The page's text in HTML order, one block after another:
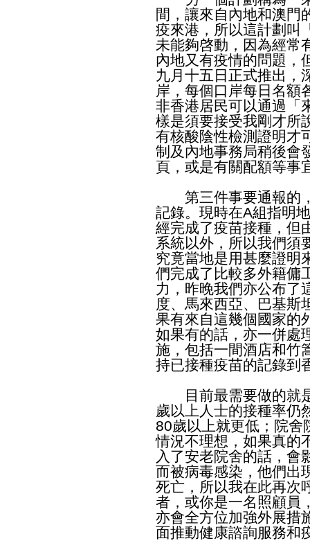
間，讓來自內地和澳門
疫來港，所以這計劃叫
未能夠啓動，因為經常
內地又有疫情的問題，
九月十五日正式推出，
岸，每個口岸每日名額
非香港居民可以通過「
樣是須要接受我剛才所
有核酸陰性檢測證明才
制及內地事務局稍後會
頁，或是有關配額等事
第三件事要通報的，
記錄。現時在A組指明
經完成了疫苗接種，但
系統以外，所以我們須
究竟當地是用甚麼證明
們完成了比較多外籍傭
力，昨晚我們亦公布了
度、馬來西亞、巴基斯
果有來自這幾個國家的
如果有的話，亦一併處
施，包括一間酒店和竹
持已接種疫苗的記錄到
目前最需要做的就是
歲以上人士的接種率仍
80歲以上就更低；院舍
情況不理想，如果真的
入了安老院舍的話，會
而被病毒感染，他們出
死亡，所以我在此再次
者，或你是一名照顧員
亦會全方位加強外展措
面推動健康諮詢服務和